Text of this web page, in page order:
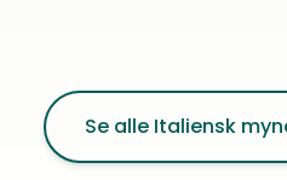
Se alle Italiensk